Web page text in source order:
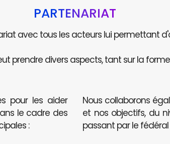
PARTENARIAT
avec tous les acteurs lui permettant
prendre divers aspects, tant sur la
pour les aider
le cadre des
:
Nous collaborons
et nos objectifs, du
passant par le